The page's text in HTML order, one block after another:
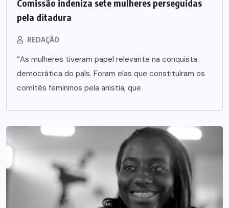
Comissão indeniza sete mulheres perseguidas
pela ditadura
REDAÇÃO
“As mulheres tiveram papel relevante na conquista
democrática do país. Foram elas que constituíram os
comitês femininos pela anistia, que